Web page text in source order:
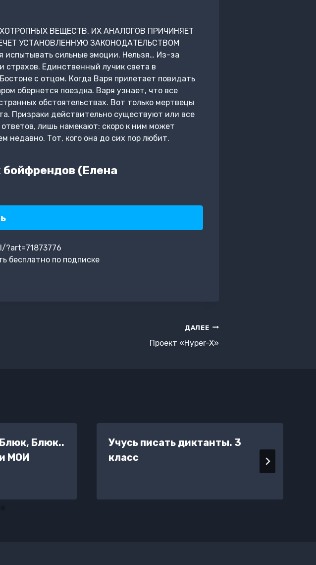
ВЕЩЕСТВ, ИХ АНАЛОГОВ ПРИЧИНЯЕТ
УСТАНОВЛЕННУЮ ЗАКОНОДАТЕЛЬСТВОМ
сильные эмоции. Нельзя… Из-за
страхов. Единственный лучик света в
с отцом. Когда Варя прилетает повидать
обернется поездка. Варя узнает, что все
обстоятельствах. Вот только мертвецы
Призраки действительно существуют или все
лишь намекают: скоро к ним может
недавно. Тот, кого она до сих пор любит.
(Елена
бесплатно по подписке
ДАЛЕЕ
Проект «Hyper-X»
Блюк..
МОИ
Учусь писать диктанты. 3
класс